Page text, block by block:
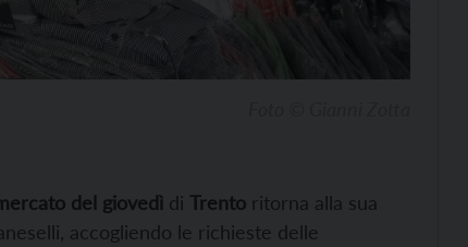
del giovedì di Trento ritorna alla sua
accogliendo le richieste delle